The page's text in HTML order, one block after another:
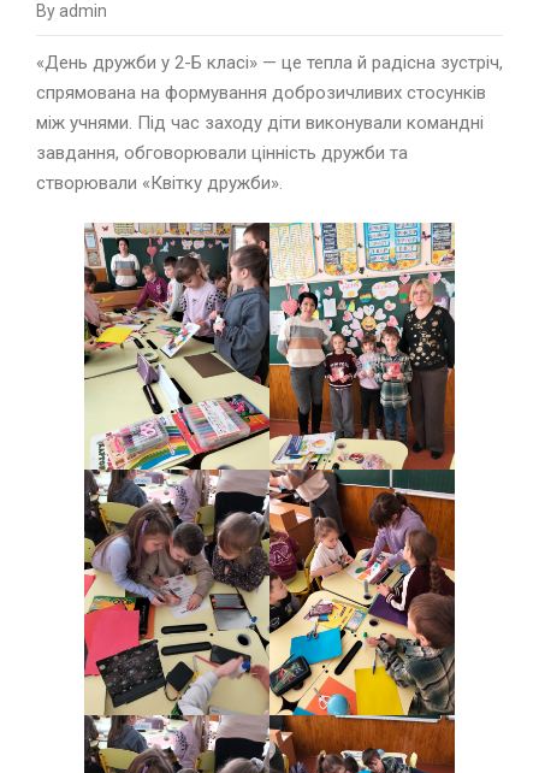
By admin
«День дружби у 2-Б класі» — це тепла й радісна зустріч,
спрямована на формування доброзичливих стосунків
між учнями. Під час заходу діти виконували командні
завдання, обговорювали цінність дружби та
створювали «Квітку дружби».